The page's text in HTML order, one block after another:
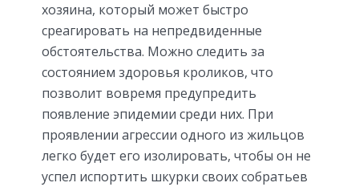
хозяина, который может быстро
среагировать на непредвиденные
обстоятельства. Можно следить за
состоянием здоровья кроликов, что
позволит вовремя предупредить
появление эпидемии среди них. При
проявлении агрессии одного из жильцов
легко будет его изолировать, чтобы он не
успел испортить шкурки своих собратьев